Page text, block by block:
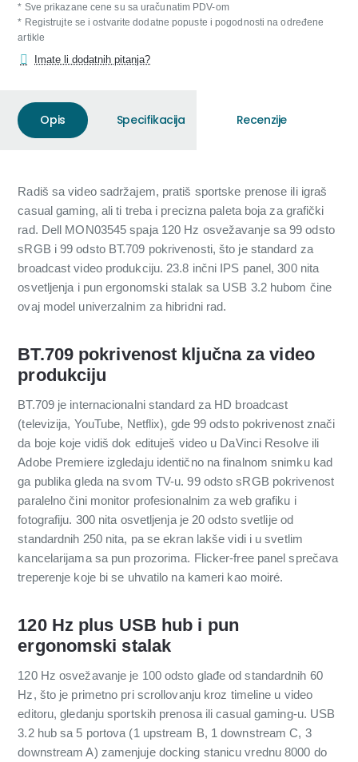
* Sve prikazane cene su sa uračunatim PDV-om
* Registrujte se i ostvarite dodatne popuste i pogodnosti na određene
artikle
Imate li dodatnih pitanja?
Opis Specifikacija Recenzije
Radiš sa video sadržajem, pratiš sportske prenose ili igraš
casual gaming, ali ti treba i precizna paleta boja za grafički
rad. Dell MON03545 spaja 120 Hz osvežavanje sa 99 odsto
sRGB i 99 odsto BT.709 pokrivenosti, što je standard za
broadcast video produkciju. 23.8 inčni IPS panel, 300 nita
osvetljenja i pun ergonomski stalak sa USB 3.2 hubom čine
ovaj model univerzalnim za hibridni rad.
BT.709 pokrivenost ključna za video
produkciju
BT.709 je internacionalni standard za HD broadcast
(televizija, YouTube, Netflix), gde 99 odsto pokrivenost znači
da boje koje vidiš dok edituješ video u DaVinci Resolve ili
Adobe Premiere izgledaju identično na finalnom snimku kad
ga publika gleda na svom TV-u. 99 odsto sRGB pokrivenost
paralelno čini monitor profesionalnim za web grafiku i
fotografiju. 300 nita osvetljenja je 20 odsto svetlije od
standardnih 250 nita, pa se ekran lakše vidi i u svetlim
kancelarijama sa pun prozorima. Flicker-free panel sprečava
treperenje koje bi se uhvatilo na kameri kao moiré.
120 Hz plus USB hub i pun
ergonomski stalak
120 Hz osvežavanje je 100 odsto glađe od standardnih 60
Hz, što je primetno pri scrollovanju kroz timeline u video
editoru, gledanju sportskih prenosa ili casual gaming-u. USB
3.2 hub sa 5 portova (1 upstream B, 1 downstream C, 3
downstream A) zamenjuje docking stanicu vrednu 8000 do